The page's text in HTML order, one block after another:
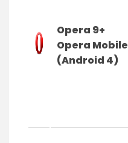
Opera 9+
Opera Mobile
(Android 4)